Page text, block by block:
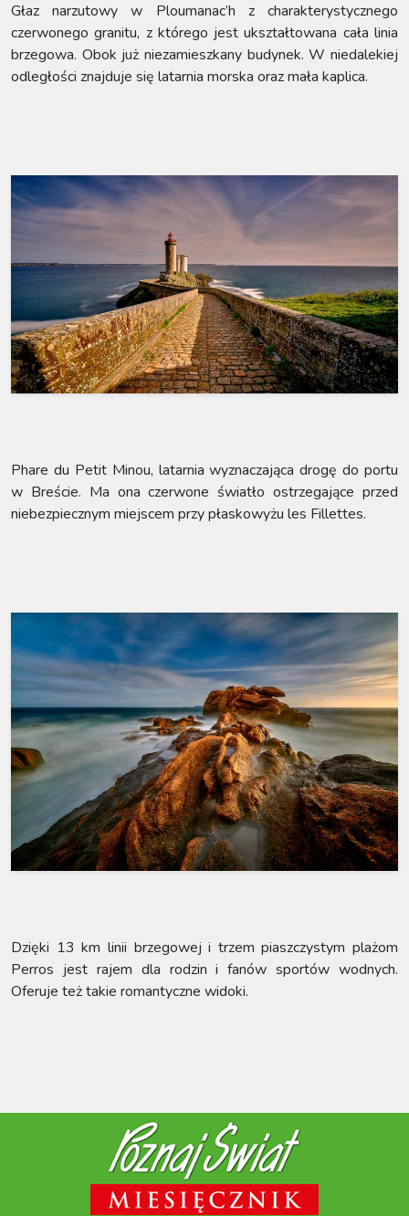
Głaz narzutowy w Ploumanac’h z charakterystycznego
czerwonego granitu, z którego jest ukształtowana cała linia
brzegowa. Obok już niezamieszkany budynek. W niedalekiej
odległości znajduje się latarnia morska oraz mała kaplica.
Phare du Petit Minou, latarnia wyznaczająca drogę do portu
w Breście. Ma ona czerwone światło ostrzegające przed
niebezpiecznym miejscem przy płaskowyżu les Fillettes.
Dzięki 13 km linii brzegowej i trzem piaszczystym plażom
Perros jest rajem dla rodzin i fanów sportów wodnych.
Oferuje też takie romantyczne widoki.